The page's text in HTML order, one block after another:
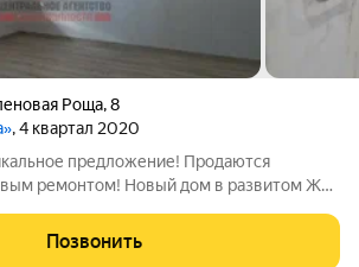
Роща,8
, 4 квартал 2020
предложение! Продаются
ремонтом! Новый дом в развитом ЖК
керамогранит в санузле,
душевой
Позвонить